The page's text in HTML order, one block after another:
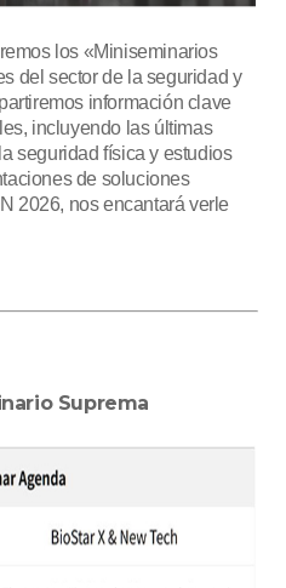
los «Miniseminarios
del sector de la seguridad y
información clave
incluyendo las últimas
seguridad física y estudios
de soluciones
2026, nos encantará verle
Suprema